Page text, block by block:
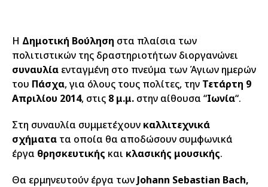
Η Δημοτική Βούληση στα πλαίσια των
πολιτιστικών της δραστηριοτήτων διοργανώνει
συναυλία ενταγμένη στο πνεύμα των Άγιων ημερών
του Πάσχα, για όλους τους πολίτες, την Τετάρτη 9
Απριλίου 2014, στις 8 μ.μ. στην αίθουσα “Ιωνία“.
Στη συναυλία συμμετέχουν καλλιτεχνικά
σχήματα τα οποία θα αποδώσουν συμφωνικά
έργα θρησκευτικής και κλασικής μουσικής.
Θα ερμηνευτούν έργα των Johann Sebastian Bach,